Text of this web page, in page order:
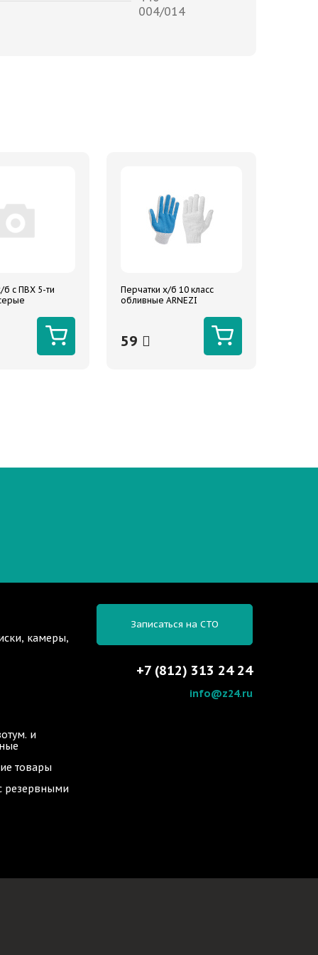
004/014
б с ПВХ 5-ти
Перчатки х/б 10 класс
обливные ARNEZI
59
камеры,
и
товары
резервными
Записаться на СТО
+7 (812) 313 24 24
info@z24.ru